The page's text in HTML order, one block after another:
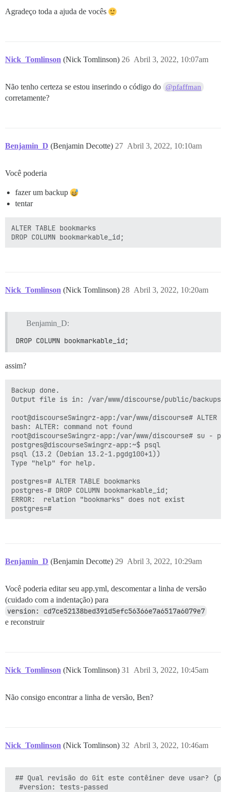
Agradeço toda a ajuda de vocês
Nick_Tomlinson (Nick Tomlinson) Abril 3, 2022, 10:07am
26
Não tenho certeza se estou inserindo o código do @pfaffman
corretamente?
Benjamin_D (Benjamin Decotte) Abril 3, 2022, 10:10am
27
Você poderia
fazer um backup
tentar
ALTER TABLE bookmarks
Nick_Tomlinson (Nick Tomlinson) Abril 3, 2022, 10:20am
28
Benjamin_D:
DROP COLUMN bookmarkable_id;
assim?
Backup done.
Output file is in: /var/www/discourse/public/backups/
root@discourseSwingrz-app:/var/www/discourse# ALTER
bash: ALTER: command not found
root@discourseSwingrz-app:/var/www/discourse# su -
postgres@discourseSwingrz-app:~$ psql
psql (13.2 (Debian 13.2-1.pgdg100+1))
Type "help" for help.
postgres=# ALTER TABLE bookmarks
postgres-# DROP COLUMN bookmarkable_id;
ERROR:  relation "bookmarks" does not exist
Benjamin_D (Benjamin Decotte) Abril 3, 2022, 10:29am
29
Você poderia editar seu app.yml, descomentar a linha de versão
(cuidado com a indentação) para
version: cd7ce52138bed391d5efc56366e7a6517a6079e7
e reconstruir
Nick_Tomlinson (Nick Tomlinson) Abril 3, 2022, 10:45am
31
Não consigo encontrar a linha de versão, Ben?
Nick_Tomlinson (Nick Tomlinson) Abril 3, 2022, 10:46am
32
## Qual revisão do Git este contêiner deve usar?